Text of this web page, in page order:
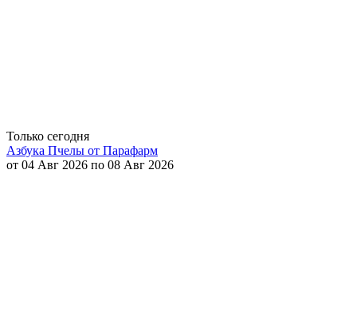
Только сегодня
Азбука Пчелы от Парафарм
от 04 Авг 2026 по 08 Авг 2026